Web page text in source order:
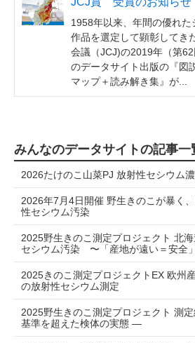
1958年以来、年間の優れた
作品を選定して顕彰してき
会議（JCJ)の2019年（第
のデータサイト出版の『図
マップ＋読み解き集』が...
みんなのデータサイトの記事一
2026たけのこ山菜PJ 放射性セシウム
2026年7月4日開催 野生きのこが暴く
性セシウム汚染
2025野生きのこ測定プロジェクト 北
セシウム汚染 〜「産地が遠い＝安全
2025きのこ測定プロジェクトEX 欧州
の放射性セシウム測定
2025野生きのこ測定プロジェクト 測
基準を超えた検体の実態 ―